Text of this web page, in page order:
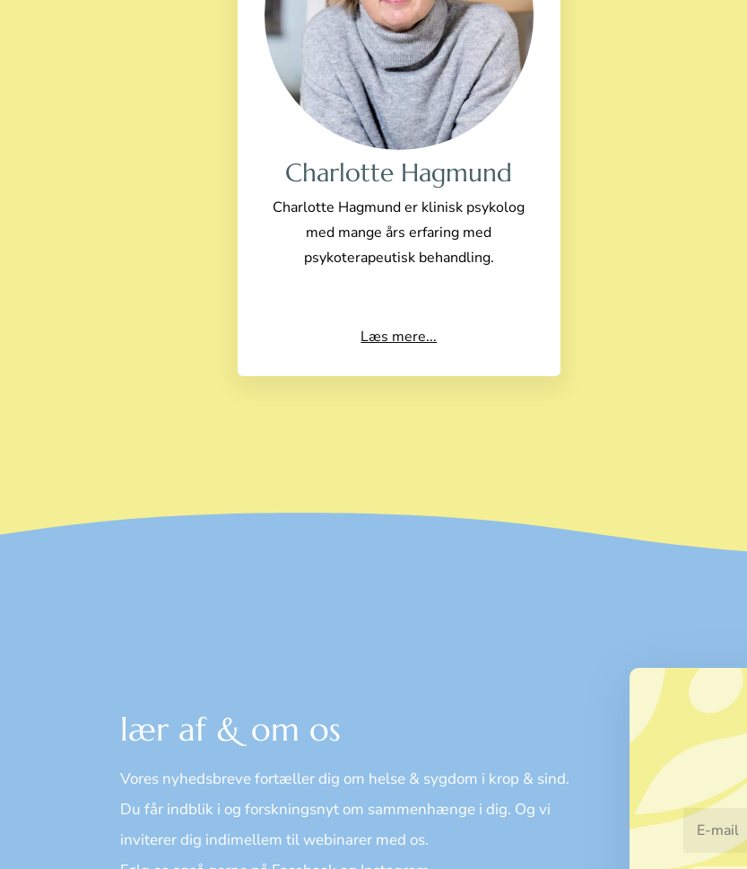
Charlotte Hagmund
Charlotte Hagmund er klinisk psykolog
med mange års erfaring med
psykoterapeutisk behandling.
Læs mere...
lær af & om os
Vores nyhedsbreve fortæller dig om helse & sygdom i krop & sind.
Du får indblik i og forskningsnyt om sammenhænge i dig. Og vi
inviterer dig indimellem til webinarer med os.